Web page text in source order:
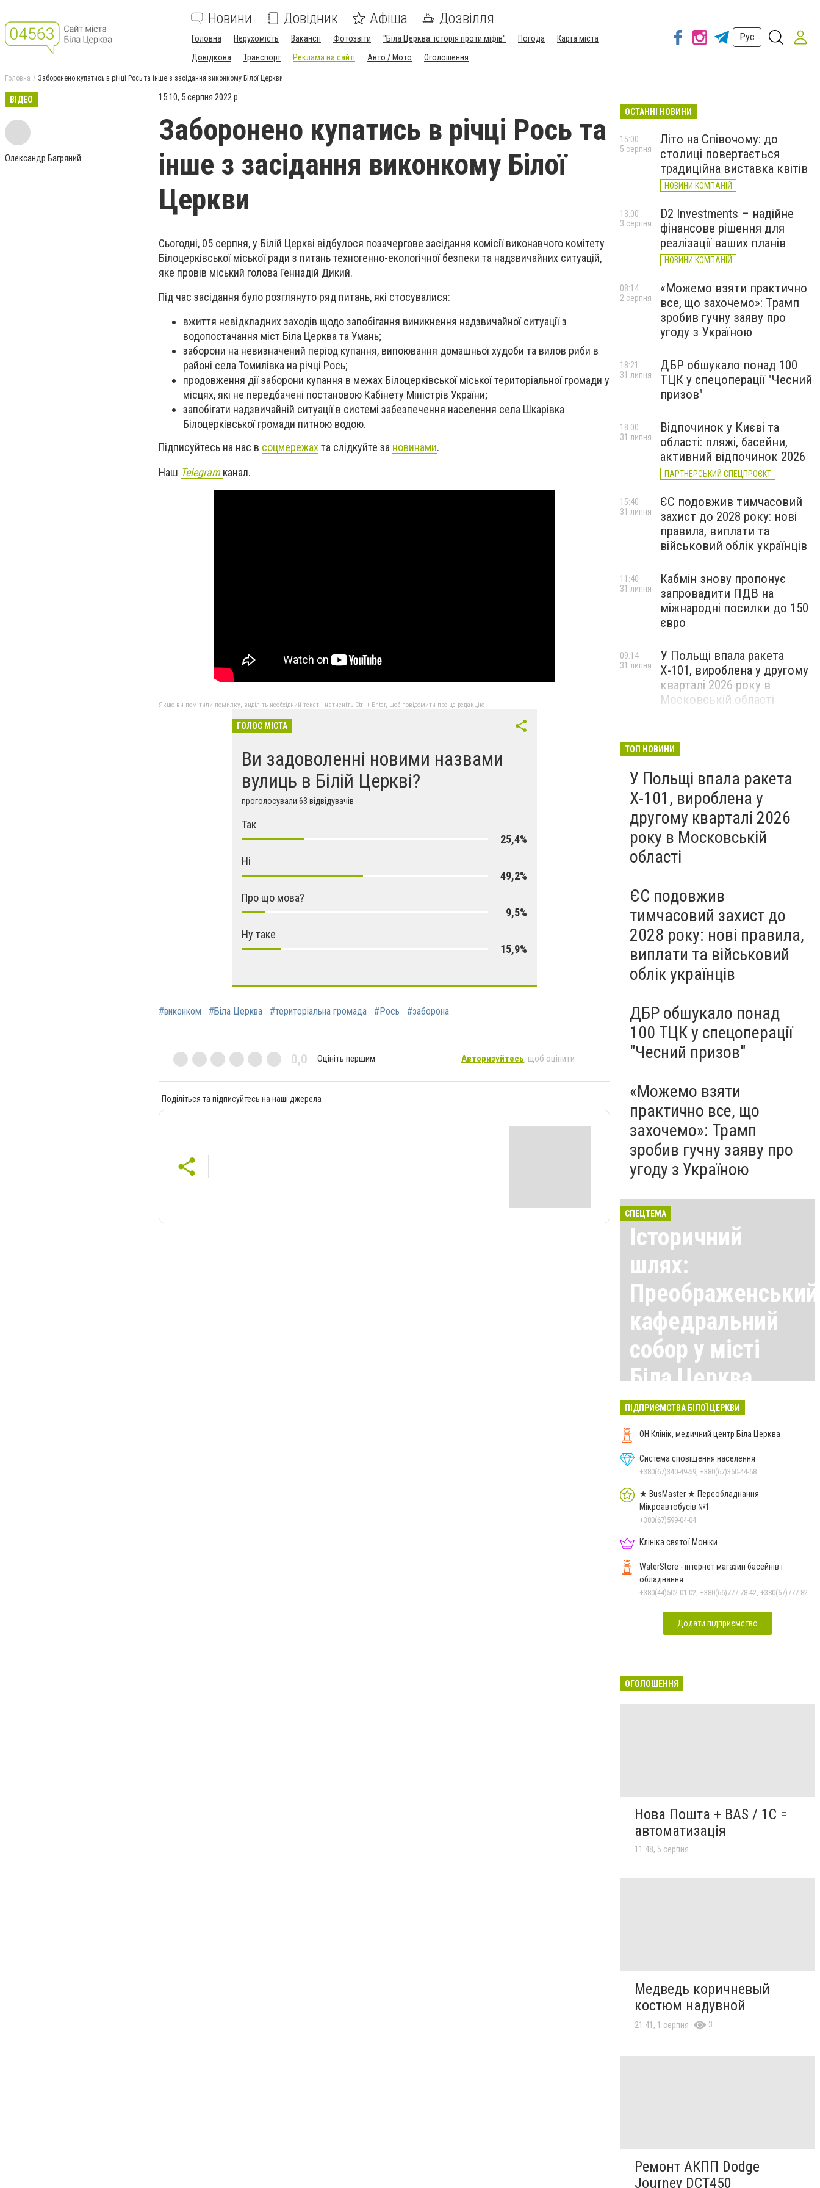
Новини Довідник Афіша Дозвілля
Головна Нерухомість Вакансії Фотозвіти "Біла Церква: історія проти міфів" Погода
Карта міста
Довідкова
Транспорт Реклама на сайті Авто / Мото Оголошення
Рус
Головна Заборонено купатись в річці Рось та інше з засідання виконкому Білої Церкви
ВІДЕО
Олександр Багряний
15:10, 5 серпня 2022 р.
Заборонено купатись в річці Рось та
інше з засідання виконкому Білої
Церкви
Сьогодні, 05 серпня, у Білій Церкві відбулося позачергове засідання комісії виконавчого комітету
Білоцерківської міської ради з питань техногенно-екологічної безпеки та надзвичайних ситуацій,
яке провів міський голова Геннадій Дикий.
Під час засідання було розглянуто ряд питань, які стосувалися:
вжиття невідкладних заходів щодо запобігання виникнення надзвичайної ситуації з
водопостачання міст Біла Церква та Умань;
заборони на невизначений період купання, випоювання домашньої худоби та вилов риби в
районі села Томилівка на річці Рось;
продовження дії заборони купання в межах Білоцерківської міської територіальної громади у
місцях, які не передбачені постановою Кабінету Міністрів України;
запобігати надзвичайній ситуації в системі забезпечення населення села Шкарівка
Білоцерківської громади питною водою.
Підписуйтесь на нас в соцмережахта слідкуйте за новинами.
Наш Telegram канал.
Якщо ви помітили помилку, виділіть необхідний текст і натисніть Ctrl + Enter, щоб повідомити про це редакцію
ГОЛОС МІСТА
Ви задоволенні новими назвами
вулиць в Білій Церкві?
проголосували 63 відвідувачів
Так
25,4%
Ні
49,2%
Про що мова?
9,5%
Ну таке
15,9%
#виконком #Біла Церква #територіальна громада #Рось #заборона
0,0 Оцініть першим Авторизуйтесь, щоб оцінити
Поділіться та підписуйтесь на наші джерела
ОСТАННІ НОВИНИ
Літо на Співочому: до
столиці повертається
традиційна виставка квітів
НОВИНИ КОМПАНІЙ
15:00
5 серпня
D2 Investments – надійне
фінансове рішення для
реалізації ваших планів
НОВИНИ КОМПАНІЙ
13:00
3 серпня
«Можемо взяти практично
все, що захочемо»: Трамп
зробив гучну заяву про
угоду з Україною
08:14
2 серпня
ДБР обшукало понад 100
ТЦК у спецоперації "Чесний
призов"
18:21
31 липня
Відпочинок у Києві та
області: пляжі, басейни,
активний відпочинок 2026
ПАРТНЕРСЬКИЙ СПЕЦПРОЄКТ
18:00
31 липня
ЄС подовжив тимчасовий
захист до 2028 року: нові
правила, виплати та
військовий облік українців
15:40
31 липня
Кабмін знову пропонує
запровадити ПДВ на
міжнародні посилки до 150
євро
11:40
31 липня
У Польщі впала ракета
Х-101, вироблена у другому
кварталі 2026 року в
Московській області
09:14
31 липня
ТОП НОВИНИ
У Польщі впала ракета
Х-101, вироблена у
другому кварталі 2026
року в Московській
області
ЄС подовжив
тимчасовий захист до
2028 року: нові правила,
виплати та військовий
облік українців
ДБР обшукало понад
100 ТЦК у спецоперації
"Чесний призов"
«Можемо взяти
практично все, що
захочемо»: Трамп
зробив гучну заяву про
угоду з Україною
СПЕЦТЕМА
Історичний
шлях:
Преображенський
кафедральний
собор у місті
Біла Церква
Всі матеріали тут
ПІДПРИЄМСТВА БІЛОЇ ЦЕРКВИ
ОН Клінік, медичний центр Біла Церква
Система сповіщення населення
+380(67)340-49-59, +380(67)350-44-68
★ BusMaster ★ Переобладнання
Мікроавтобусів №1
+380(67)599-04-04
Клініка святої Моніки
WaterStore - інтернет магазин басейнів і
обладнання
Додати підприємство
ОГОЛОШЕННЯ
Нова Пошта + BAS / 1C =
автоматизація
11:48, 5 серпня
Медведь коричневый
костюм надувной
21:41, 1 серпня 3
Ремонт АКПП Dodge
Journey DCT450